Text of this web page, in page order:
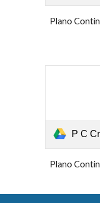
Plano
P C
Plano